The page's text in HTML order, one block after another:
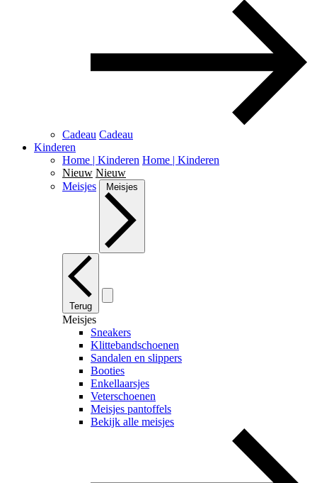
Cadeau Cadeau
Kinderen
Home | Kinderen Home | Kinderen
Nieuw Nieuw
Meisjes
Meisjes
Terug
Meisjes
Sneakers
Klittebandschoenen
Sandalen en slippers
Booties
Enkellaarsjes
Veterschoenen
Meisjes pantoffels
Bekijk alle meisjes